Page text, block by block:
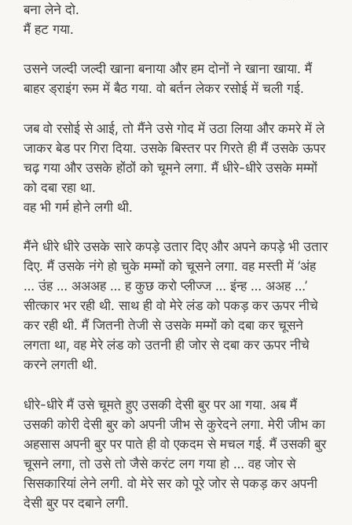
बना लेने दो.
मैं हट गया.
उसने जल्दी जल्दी खाना बनाया और हम दोनों ने खाना खाया. मैं
बाहर ड्राइंग रूम में बैठ गया. वो बर्तन लेकर रसोई में चली गई.
जब वो रसोई से आई, तो मैंने उसे गोद में उठा लिया और कमरे में ले
जाकर बेड पर गिरा दिया. उसके बिस्तर पर गिरते ही मैं उसके ऊपर
चढ़ गया और उसके होंठों को चूमने लगा. मैं धीरे-धीरे उसके मम्मों
को दबा रहा था.
वह भी गर्म होने लगी थी.
मैंने धीरे धीरे उसके सारे कपड़े उतार दिए और अपने कपड़े भी उतार
दिए. मैं उसके नंगे हो चुके मम्मों को चूसने लगा. वह मस्ती में ‘अंह
… उंह … अअअह … ह कुछ करो प्लीज्ज … इंन्ह … अअह …’
सीत्कार भर रही थी. साथ ही वो मेरे लंड को पकड़ कर ऊपर नीचे
कर रही थी. मैं जितनी तेजी से उसके मम्मों को दबा कर चूसने
लगता था, वह मेरे लंड को उतनी ही जोर से दबा कर ऊपर नीचे
करने लगती थी.
धीरे-धीरे मैं उसे चूमते हुए उसकी देसी बुर पर आ गया. अब मैं
उसकी कोरी देसी बुर को अपनी जीभ से कुरेदने लगा. मेरी जीभ का
अहसास अपनी बुर पर पाते ही वो एकदम से मचल गई. मैं उसकी बुर
चूसने लगा, तो उसे तो जैसे करंट लग गया हो … वह जोर से
सिसकारियां लेने लगी. वो मेरे सर को पूरे जोर से पकड़ कर अपनी
देसी बुर पर दबाने लगी.